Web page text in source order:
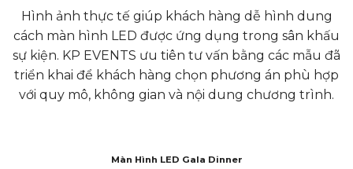
Hình ảnh thực tế giúp khách hàng dễ hình dung
cách màn hình LED được ứng dụng trong sân khấu
sự kiện. KP EVENTS ưu tiên tư vấn bằng các mẫu đã
triển khai để khách hàng chọn phương án phù hợp
với quy mô, không gian và nội dung chương trình.
Màn Hình LED Gala Dinner